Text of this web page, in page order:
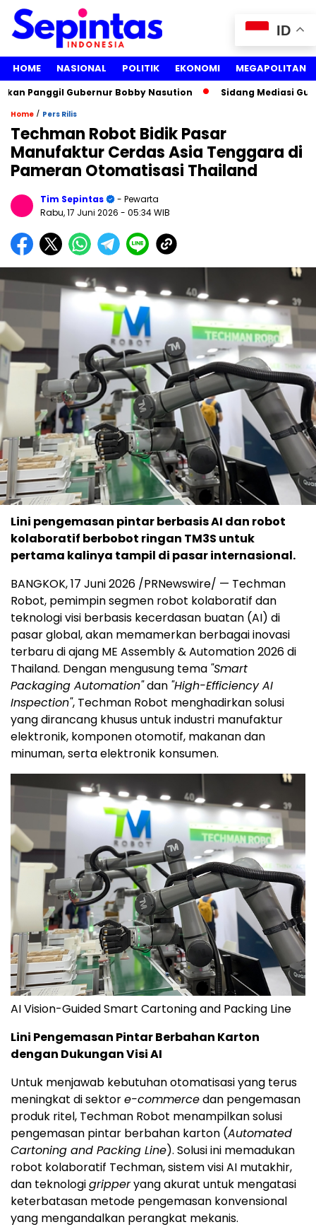
HOME NASIONAL POLITIK EKONOMI MEGAPOLITAN
Gubernur Bobby Nasution Sidang Mediasi
Home / Pers Rilis
Techman Robot Bidik Pasar
Manufaktur Cerdas Asia Tenggara di
Pameran Otomatisasi Thailand
Tim Sepintas
- Pewarta
Rabu, 17 Juni 2026 - 05:34 WIB
Lini pengemasan pintar berbasis AI dan robot
kolaboratif berbobot ringan TM3S untuk
pertama kalinya tampil di pasar internasional.
BANGKOK, 17 Juni 2026 /PRNewswire/ — Techman
Robot, pemimpin segmen robot kolaboratif dan
teknologi visi berbasis kecerdasan buatan (AI) di
pasar global, akan memamerkan berbagai inovasi
terbaru di ajang ME Assembly & Automation 2026 di
Thailand. Dengan mengusung tema "Smart
Packaging Automation"dan "High-Efficiency AI
Inspection", Techman Robot menghadirkan solusi
yang dirancang khusus untuk industri manufaktur
elektronik, komponen otomotif, makanan dan
minuman, serta elektronik konsumen.
AI Vision-Guided Smart Cartoning and Packing Line
Lini Pengemasan Pintar Berbahan Karton
dengan Dukungan Visi AI
Untuk menjawab kebutuhan otomatisasi yang terus
meningkat di sektore-commercedan pengemasan
produk ritel, Techman Robot menampilkan solusi
pengemasan pintar berbahan karton (Automated
Cartoning and Packing Line). Solusi ini memadukan
robot kolaboratif Techman, sistem visi AI mutakhir,
dan teknologigripperyang akurat untuk mengatasi
keterbatasan metode pengemasan konvensional
yang mengandalkan perangkat mekanis.
ID